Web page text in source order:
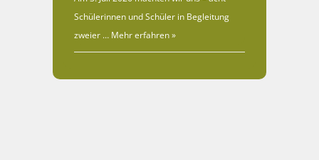
Schülerinnen und Schüler in Begleitung
zweier … Mehr erfahren »